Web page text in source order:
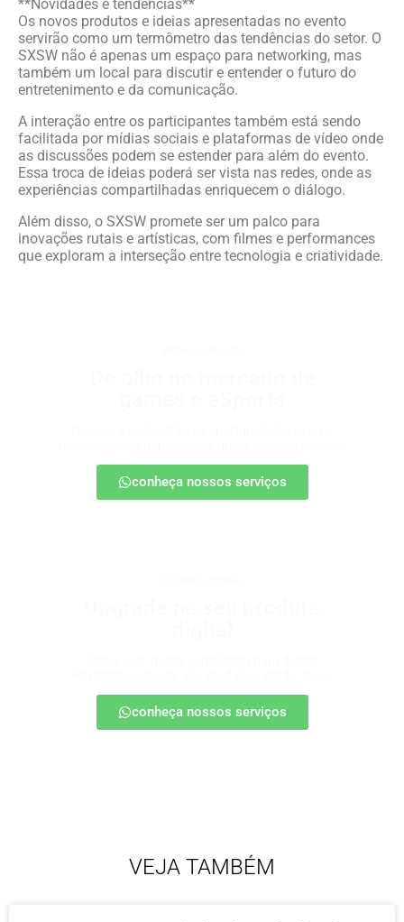
**Novidades e tendências**
Os novos produtos e ideias apresentadas no evento
servirão como um termômetro das tendências do setor. O
SXSW não é apenas um espaço para networking, mas
também um local para discutir e entender o futuro do
entretenimento e da comunicação.
A interação entre os participantes também está sendo
facilitada por mídias sociais e plataformas de vídeo onde
as discussões podem se estender para além do evento.
Essa troca de ideias poderá ser vista nas redes, onde as
experiências compartilhadas enriquecem o diálogo.
Além disso, o SXSW promete ser um palco para
inovações rutais e artísticas, com filmes e performances
que exploram a interseção entre tecnologia e criatividade.
conheça nossos serviços
conheça nossos serviços
VEJA TAMBÉM